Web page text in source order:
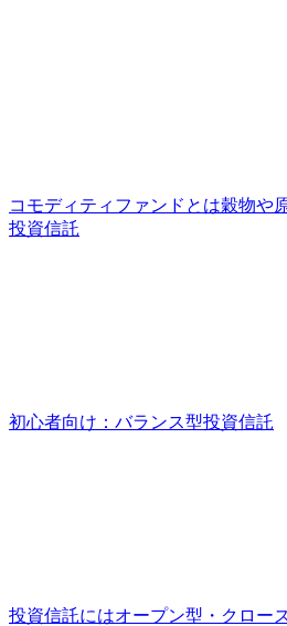
コモディティファンドとは穀物や
投資信託
初心者向け：バランス型投資信託
投資信託にはオープン型・クロー